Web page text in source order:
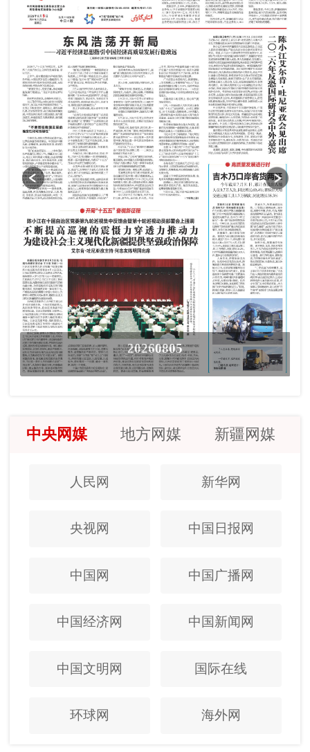
20260805
中央网媒 地方网媒 新疆网媒
人民网 新华网
央视网 中国日报网
中国网 中国广播网
中国经济网 中国新闻网
中国文明网 国际在线
环球网 海外网